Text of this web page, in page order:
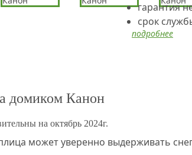
гарантия
срок
подробнее
домиком Канон
на октябрь 2024г.
может уверенно выдерживать